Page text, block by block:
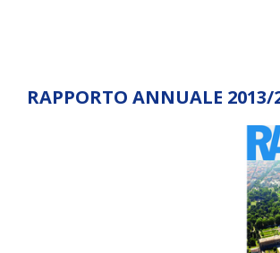
RAPPORTO ANNUALE 2013/